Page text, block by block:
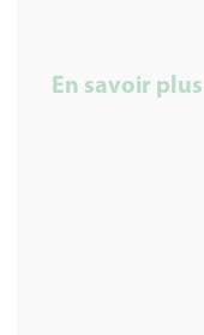
En savoir